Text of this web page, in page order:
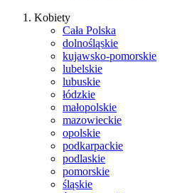
Kobiety
Cała Polska
dolnośląskie
kujawsko-pomorskie
lubelskie
lubuskie
łódzkie
małopolskie
mazowieckie
opolskie
podkarpackie
podlaskie
pomorskie
śląskie